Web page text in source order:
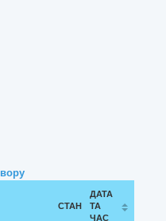
СТАН
ДАТА
ТА
ЧАС